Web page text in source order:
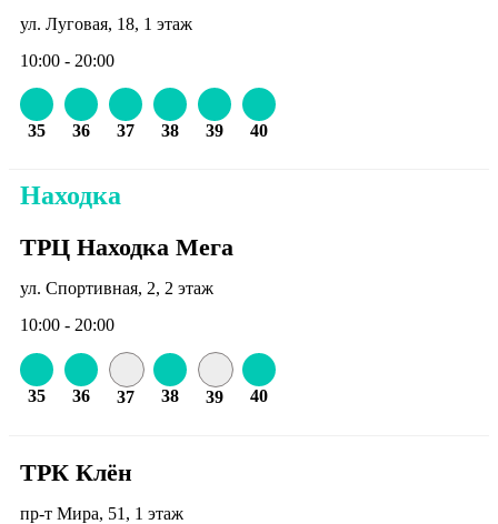
ул. Луговая, 18, 1 этаж
10:00 - 20:00
35 36 37 38 39 40
Находка
ТРЦ Находка Мега
ул. Спортивная, 2, 2 этаж
10:00 - 20:00
35 36 37 38 39 40
ТРК Клён
пр-т Мира, 51, 1 этаж